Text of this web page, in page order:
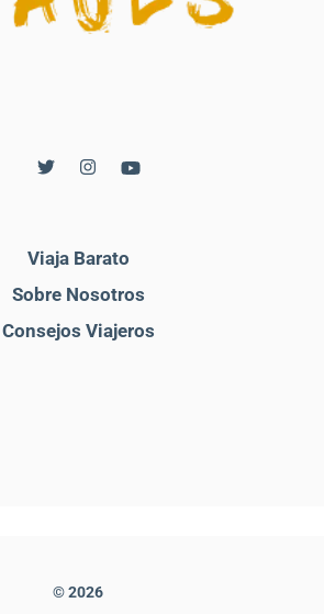
Viaja Barato
Sobre Nosotros
Consejos Viajeros
© 2026